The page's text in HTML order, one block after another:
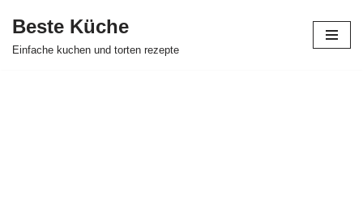
Zum
Beste Küche
Einfache kuchen und torten rezepte